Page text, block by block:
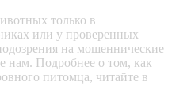
только в
или у проверенных
на мошеннические
нам. Подробнее о том, как
питомца, читайте в